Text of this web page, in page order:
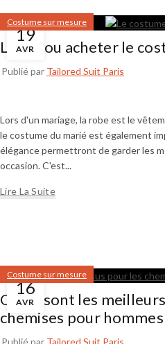
19
AVR
Costume sur mesure
Louer ou acheter le
Publié par Tailored Suit Paris
Lors d'un mariage, la robe est le
le costume du marié est également
élégance permettront de garder les
occasion. C'est...
Lire La Suite
16
AVR
Costume sur mesure
Quels sont les
chemises pour hommes